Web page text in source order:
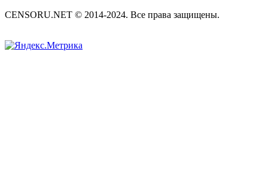
CENSORU.NET © 2014-2024. Все права защищены.